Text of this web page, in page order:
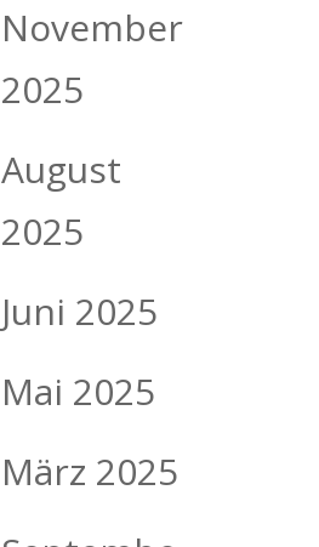
November
2025
August
2025
Juni 2025
Mai 2025
März 2025